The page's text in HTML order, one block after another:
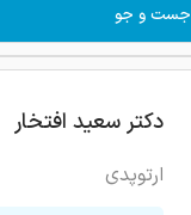
جست و جو
دکتر سعید افتخار
ارتوپدی